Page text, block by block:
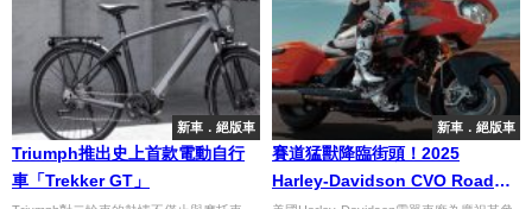
新車．絕版車
Triumph推出史上首款電動自行
車「Trekker GT」
新車．絕版車
賽道猛獸降臨街頭！2025
Harley-Davidson CVO Road